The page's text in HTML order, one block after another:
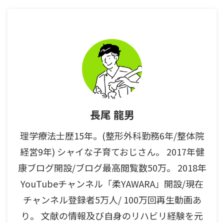
てほしい腰椎椎間板ヘルニアの知
識と原因 あなたは腰椎椎間板ヘ
長尾 龍男
理学療法士歴15年。(整形外科勤務6年/整体院
経営9年) シャイな子育ておじさん。 2017年健
康ブログ開設/ブログ最高閲覧数50万。 2018年
YouTubeチャンネル「柔YAWARA」開設/現在
チャンネル登録者5万人/ 100万回再生動画あ
り。 文献の情報及び自身のリハビリ経験を元